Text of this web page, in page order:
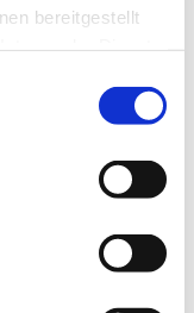
bereitgestellt
auch